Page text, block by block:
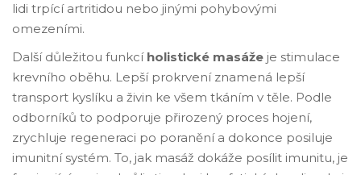
lidi trpící artritidou nebo jinými pohybovými
omezeními.
Další důležitou funkcí holistické masáže je stimulace
krevního oběhu. Lepší prokrvení znamená lepší
transport kyslíku a živin ke všem tkáním v těle. Podle
odborníků to podporuje přirozený proces hojení,
zrychluje regeneraci po poranění a dokonce posiluje
imunitní systém. To, jak masáž dokáže posílit imunitu, je